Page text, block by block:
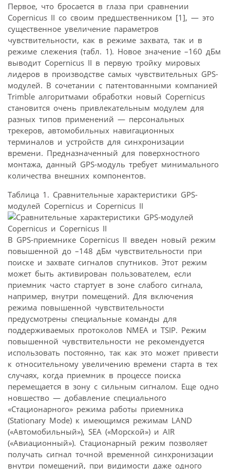
Первое, что бросается в глаза при сравнении
Copernicus II со своим предшественником [1], — это
существенное увеличение параметров
чувствительности, как в режиме захвата, так и в
режиме слежения (табл. 1). Новое значение –160 дБм
выводит Copernicus II в первую тройку мировых
лидеров в производстве самых чувствительных GPS-
модулей. В сочетании с патентованными компанией
Trimblе алгоритмами обработки новый Copernicus
становится очень привлекательным модулем для
разных типов применений — персональных
трекеров, автомобильных навигационных
терминалов и устройств для синхронизации
времени. Предназначенный для поверхностного
монтажа, данный GPS-модуль требует минимального
количества внешних компонентов.
Таблица 1. Сравнительные характеристики GPS-
модулей Copernicus и Copernicus II
В GPS-приемнике Copernicus II введен новый режим
повышенной до –148 дБм чувствительности при
поиске и захвате сигналов спутников. Этот режим
может быть активирован пользователем, если
приемник часто стартует в зоне слабого сигнала,
например, внутри помещений. Для включения
режима повышенной чувствительности
предусмотрены специальные команды для
поддерживаемых протоколов NMEA и TSIP. Режим
повышенной чувствительности не рекомендуется
использовать постоянно, так как это может привести
к относительному увеличению времени старта в тех
случаях, когда приемник в процессе поиска
перемещается в зону с сильным сигналом. Еще одно
новшество — добавление специального
«Стационарного» режима работы приемника
(Stationary Mode) к имеющимся режимам LAND
(«Автомобильный»), SEA («Морской») и AIR
(«Авиационный»). Стационарный режим позволяет
получать сигнал точной временной синхронизации
внутри помещений, при видимости даже одного